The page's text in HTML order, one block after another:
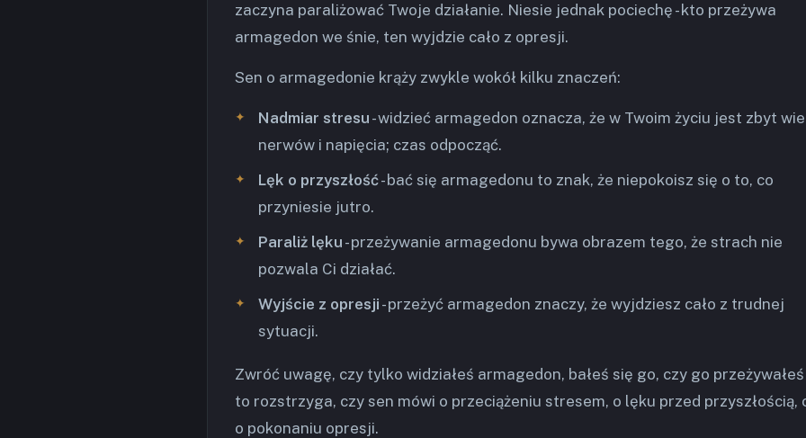
zaczyna paraliżować Twoje działanie. Niesie jednak pociechę - kto przeżywa
armagedon we śnie, ten wyjdzie cało z opresji.
Sen o armagedonie krąży zwykle wokół kilku znaczeń:
Nadmiar stresu - widzieć armagedon oznacza, że w Twoim życiu jest zbyt
nerwów i napięcia; czas odpocząć.
Lęk o przyszłość- bać się armagedonu to znak, że niepokoisz się o to, co
przyniesie jutro.
Paraliż lęku - przeżywanie armagedonu bywa obrazem tego, że strach nie
pozwala Ci działać.
Wyjście z opresji - przeżyć armagedon znaczy, że wyjdziesz cało z trudnej
sytuacji.
Zwróć uwagę, czy tylko widziałeś armagedon, bałeś się go, czy go przeżywałeś
to rozstrzyga, czy sen mówi o przeciążeniu stresem, o lęku przed przyszłością,
o pokonaniu opresji.